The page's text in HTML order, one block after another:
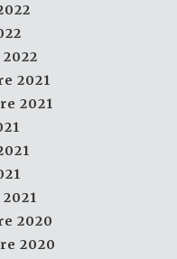
2021
2021
2020
2020